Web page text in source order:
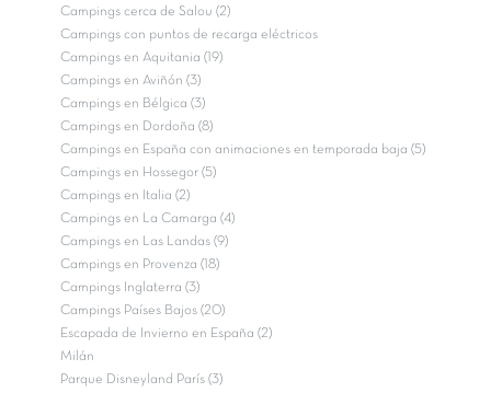
Campings cerca de Salou (2)
Campings con puntos de recarga eléctricos
Campings en Aquitania (19)
Campings en Aviñón (3)
Campings en Bélgica (3)
Campings en Dordoña (8)
Campings en España con animaciones en temporada baja (5)
Campings en Hossegor (5)
Campings en Italia (2)
Campings en La Camarga (4)
Campings en Las Landas (9)
Campings en Provenza (18)
Campings Inglaterra (3)
Campings Países Bajos (20)
Escapada de Invierno en España (2)
Milán
Parque Disneyland París (3)